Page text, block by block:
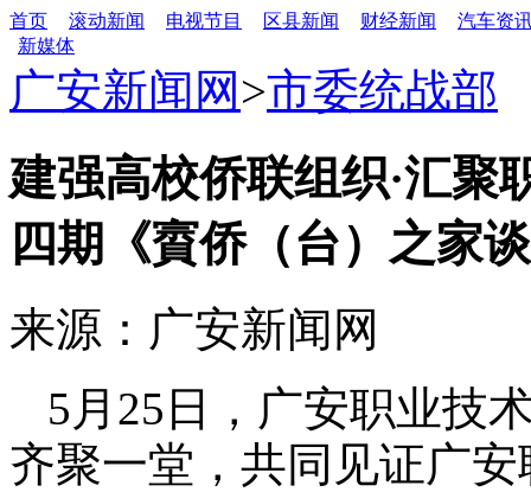
首页 滚动新闻 电视节目 区县新闻 财经新闻
汽车资
新媒体
广安新闻网 >市委统战部
建强高校侨联组织·汇
四期《賨侨（台）之家
来源：广安新闻网
5月25日，广安职业技
齐聚一堂，共同见证广